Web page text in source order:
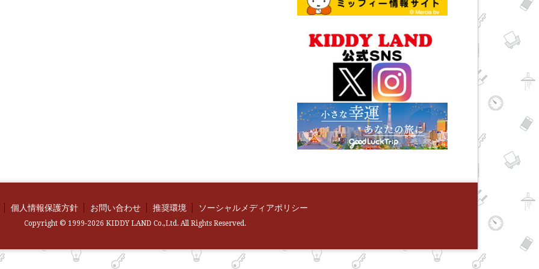
個人情報保護方針 お問い合わせ 推奨環境 ソーシャルメディアポリシー
Copyright © 1999-2026 KIDDY LAND Co.,Ltd. All Rights Reserved.